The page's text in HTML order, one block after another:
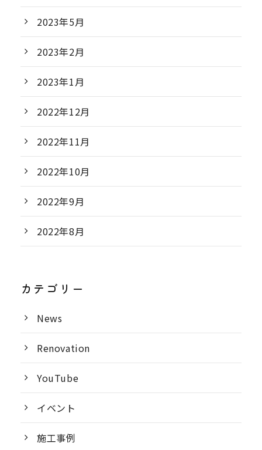
2023年5月
2023年2月
2023年1月
2022年12月
2022年11月
2022年10月
2022年9月
2022年8月
カテゴリー
News
Renovation
YouTube
イベント
施工事例